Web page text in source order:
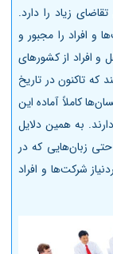
زیاد را دارد.
و افراد را مجبور و
افراد از کشورهای
تاکنون در تاریخ
کاملاً آماده این
به همین دلایل
زبان‌هایی که در
شرکت‌ها و افراد